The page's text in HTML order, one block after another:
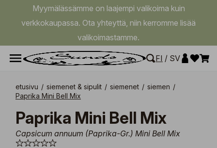
Myymälässämme on laajempi valikoima kuin
verkkokaupassa. Ota yhteyttä, niin kerromme lisää
valikoimastamme.
FI / SV
etusivu / siemenet & sipulit / siemenet / siemen /
Paprika Mini Bell Mix
Paprika Mini Bell Mix
Capsicum annuum (Paprika-Gr.) Mini Bell Mix